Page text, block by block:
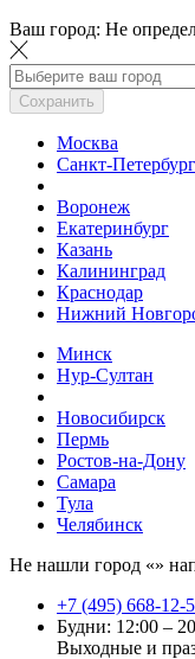
Ваш город: Не
Сохранить
Москва
Санкт-Петербург
Воронеж
Екатеринбург
Казань
Калининград
Краснодар
Нижний
Минск
Нур-Султан
Новосибирск
Пермь
Ростов-на-Дону
Самара
Тула
Челябинск
Не нашли город «»
+7 (495) 668-12-
Будни: 12:00 –
Выходные и